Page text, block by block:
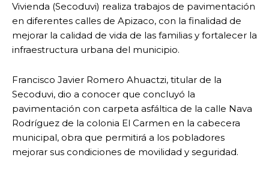
Vivienda (Secoduvi) realiza trabajos de pavimentación
en diferentes calles de Apizaco, con la finalidad de
mejorar la calidad de vida de las familias y fortalecer la
infraestructura urbana del municipio.
Francisco Javier Romero Ahuactzi, titular de la
Secoduvi, dio a conocer que concluyó la
pavimentación con carpeta asfáltica de la calle Nava
Rodríguez de la colonia El Carmen en la cabecera
municipal, obra que permitirá a los pobladores
mejorar sus condiciones de movilidad y seguridad.